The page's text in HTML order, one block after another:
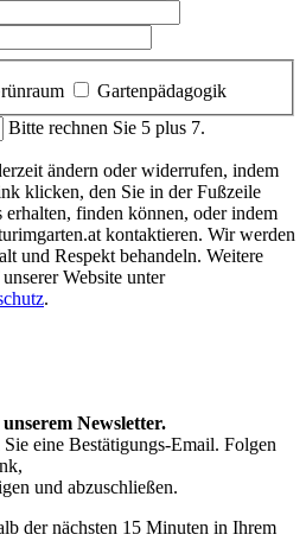
Gartenpädagogik
Bitte rechnen Sie 5 plus 7.
ändern oder widerrufen, indem
klicken, den Sie in der Fußzeile
finden können, oder indem
kontaktieren. Wir werden
und Respekt behandeln. Weitere
Website unter
.
Newsletter.
eine Bestätigungs-Email. Folgen
und abzuschließen.
der nächsten 15 Minuten in Ihrem